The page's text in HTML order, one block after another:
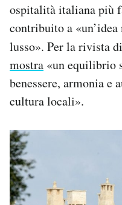
ospitalità italiana più
contribuito a
lusso». Per la rivista
mostra «un equilibrio
benessere, armonia e
cultura locali».